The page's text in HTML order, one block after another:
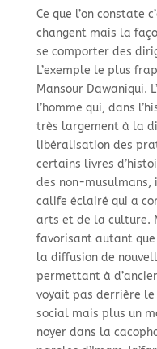
Ce que l’on constate
changent mais la
se comporter des
L’exemple le plus
Mansour Dawaniqui.
l’homme qui, dans
très largement à la
libéralisation des
certains livres
des non-musulmans,
calife éclairé qui a
arts et de la culture.
favorisant autant
la diffusion de
permettant à
voyait pas derrière
social mais plus un
noyer dans la